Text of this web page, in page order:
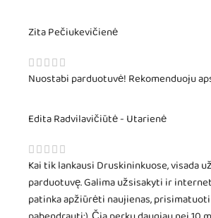
Zita Pečiukevičienė
Nuostabi parduotuvė! Rekomenduoju
Edita Radvilavičiūtė - Utarienė
Kai tik lankausi Druskininkuose, visada
parduotuvę. Galima užsisakyti ir
patinka apžiūrėti naujienas,